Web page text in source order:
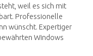
weil es sich mit
Professionelle
wünscht. Expertiger
Windows